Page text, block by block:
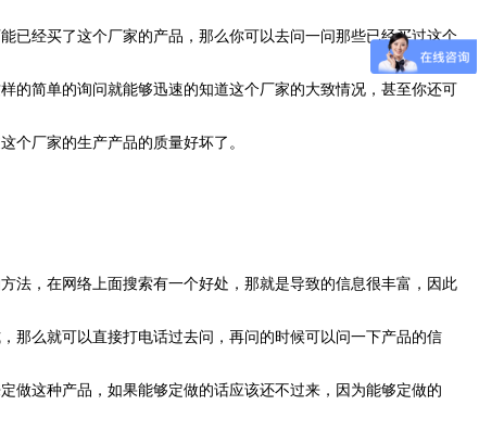
已经买了这个厂家的产品，那么你可以去问一问那些已经买过这个
的简单的询问就能够迅速的知道这个厂家的大致情况，甚至你还可
个厂家的生产产品的质量好坏了。
法，在网络上面搜索有一个好处，那就是导致的信息很丰富，因此
那么就可以直接打电话过去问，再问的时候可以问一下产品的信
做这种产品，如果能够定做的话应该还不过来，因为能够定做的